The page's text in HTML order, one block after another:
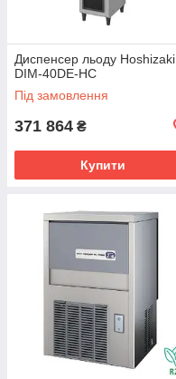
Диспенсер льоду Hoshizaki
DIM-40DE-HC
Під замовлення
371 864 ₴
Купити